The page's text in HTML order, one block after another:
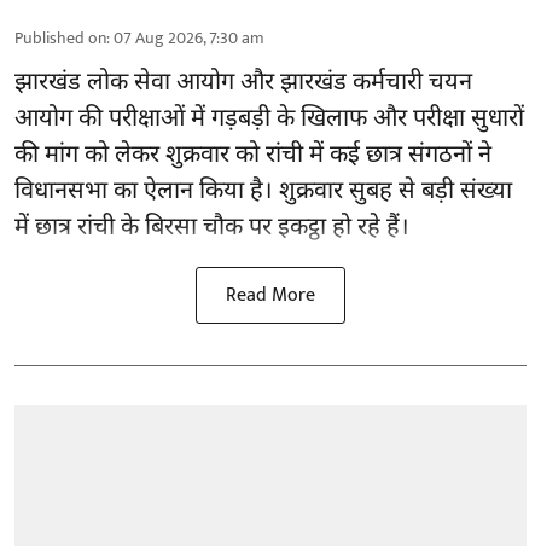
Published on:07 Aug 2026, 7:30 am
झारखंडलोक सेवा आयोग और झारखंड कर्मचारी चयन
आयोग की परीक्षाओं में गड़बड़ी के खिलाफ और परीक्षा सुधारों
की मांग को लेकर शुक्रवार को रांची में कई छात्र संगठनों ने
विधानसभा का ऐलान किया है। शुक्रवार सुबह से बड़ी संख्या
में छात्र रांची के बिरसा चौक पर इकट्ठा हो रहे हैं।
Read More